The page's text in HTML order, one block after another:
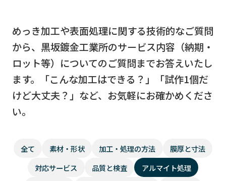
めっき加工や表面処理に関する技術的なご質問
から、黒坂鍍金工業所のサービス内容（納期・
ロット等）についてのご質問までお答えいたし
ます。「こんな加工はできる？」「試作1個だ
けど大丈夫？」など、お気軽にお確かめくださ
い。
全て 素材・形状 加工・処理の方法
膜厚と寸法
対応サービス
品質と検査
アルマイト処理